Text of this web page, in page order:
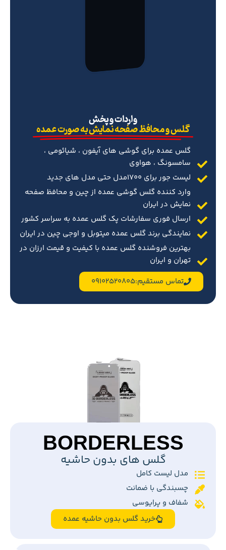
‌واردات و پخش
گلس و محافظ صفحه نمایش به صورت عمده
گلس عمده برای گوشی های آیفون ، شیائومی ،
سامسونگ ، هواوی
لیست جور برای 1700مدل حتی مدل های جدید
وارد کننده گلس گوشی عمده از چین و محافظ صفحه
نمایش در ایران
ارسال فوری سفارشات پک گلس عمده به سراسر کشور
نمایندگی برند گلس عمده میتوبل و اوجی چین در ایران
بهترین فروشنده گلس عمده با کیفیت و قیمت ارزان در
تهران و ایران
تماس مستقیم:09102520805
BORDERLESS
گلس های بدون حاشیه
مدل لیست کامل
چسبندگی با ضمانت
شفاف و پرایوسی
خرید گلس بدون حاشیه عمده